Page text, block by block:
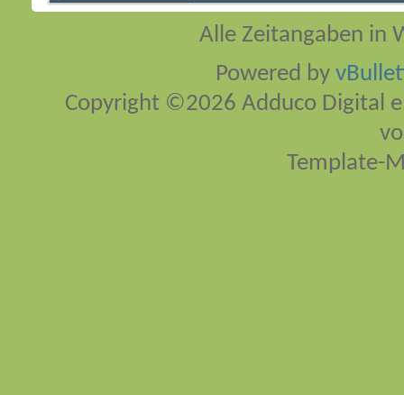
Alle Zeitangaben in
Powered by
Copyright ©2026 Adduco Digital
Template-